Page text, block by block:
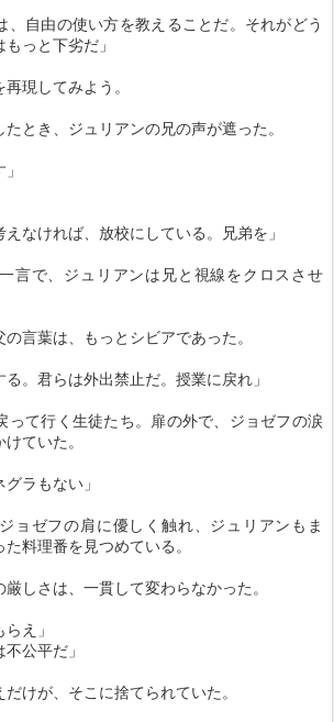
自由の使い方を教えることだ。それがどう
っと下劣だ」
現してみよう。
とき、ジュリアンの兄の声が遮った。
なければ、放校にしている。兄弟を」
言で、ジュリアンは兄と視線をクロスさせ
言葉は、もっとシビアであった。
。君らは外出禁止だ。授業に戻れ」
て行く生徒たち。扉の外で、ジョゼフの涙
ていた。
ラもない」
ョゼフの肩に優しく触れ、ジュリアンもま
料理番を見つめている。
しさは、一貫して変わらなかった。
え」
公平だ」
けが、そこに捨てられていた。